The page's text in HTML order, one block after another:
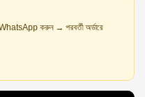
করুন → পরবর্তী অর্ডারে